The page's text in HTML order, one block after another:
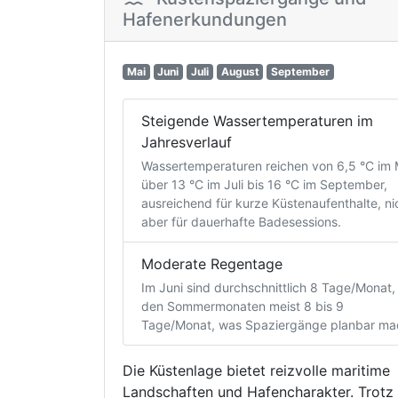
Hafenerkundungen
Mai Juni Juli August September
Steigende Wassertemperaturen im
Jahresverlauf
Wassertemperaturen reichen von 6,5 °C im
über 13 °C im Juli bis 16 °C im September,
ausreichend für kurze Küstenaufenthalte,
aber für dauerhafte Badesessions.
Moderate Regentage
Im Juni sind durchschnittlich 8 Tage/Monat,
den Sommermonaten meist 8 bis 9
Tage/Monat, was Spaziergänge planbar
Die Küstenlage bietet reizvolle maritime
Landschaften und Hafencharakter. Trotz